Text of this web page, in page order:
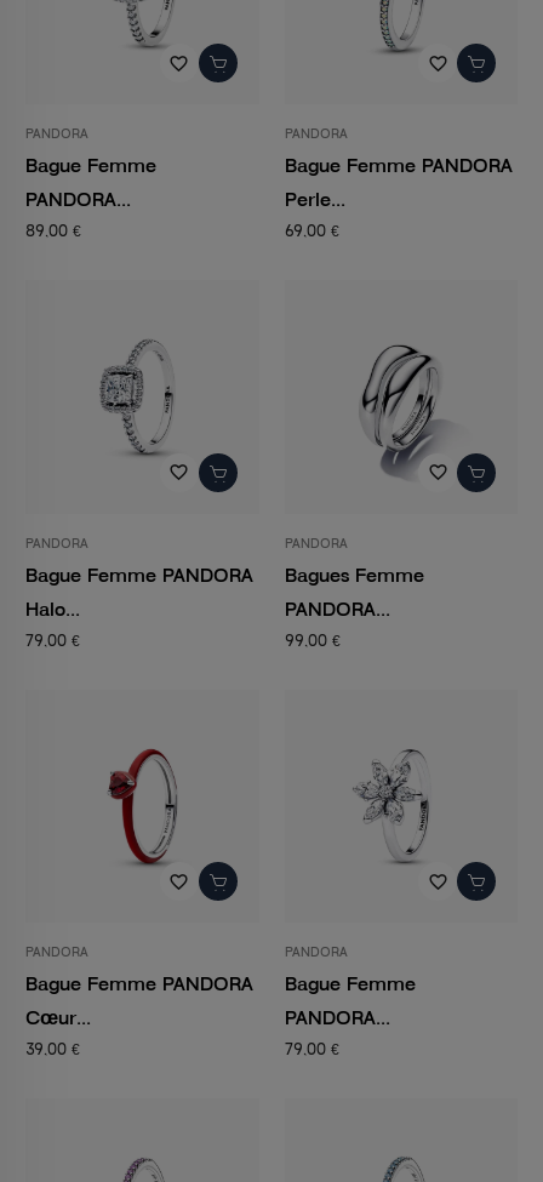
favorite_border
PANDORA
Bague Femme
PANDORA...
89,00 €
favorite_border
PANDORA
Bague Femme PANDORA
Perle...
69,00 €
favorite_border
PANDORA
Bague Femme PANDORA
Halo...
79,00 €
favorite_border
PANDORA
Bagues Femme
PANDORA...
99,00 €
favorite_border
PANDORA
Bague Femme PANDORA
Cœur...
39,00 €
favorite_border
PANDORA
Bague Femme
PANDORA...
79,00 €